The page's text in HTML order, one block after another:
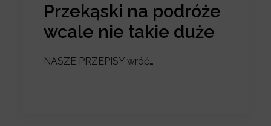
Przekąski na podróże
wcale nie takie duże
NASZE PRZEPISY wróć…